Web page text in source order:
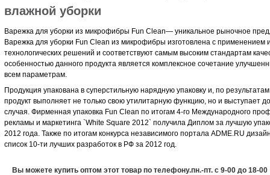
влажной уборки
Варежка для уборки из микрофибры Fun Clean— уникальное рыночное
Варежка для уборки Fun Clean из микрофибры изготовлена с применением
технологических решений и соответствуют самым высоким стандартам
особенностью данного продукта является комплексное сочетание
всем параметрам.
Продукция упакована в суперстильную нарядную упаковку и, по
продукт выполняет не только свою утилитарную функцию, но и выступает
случая. Фирменная упаковка Fun Clean по итогам 4-го Международного
рекламы и маркетинга `White Square 2012` получила Диплом за лучшую
2012 года. Также по итогам конкурса независимого портала ADME.RU
список 10-ти лучших разработок в РФ за 2012 год.
Вы можете купить оптом этот товар по телефону.пн.-пт. с 9-00 до 18-00